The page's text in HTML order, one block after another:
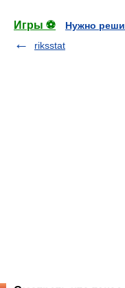
Игры ⚽
Нужно
riksstat